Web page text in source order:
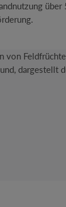
über